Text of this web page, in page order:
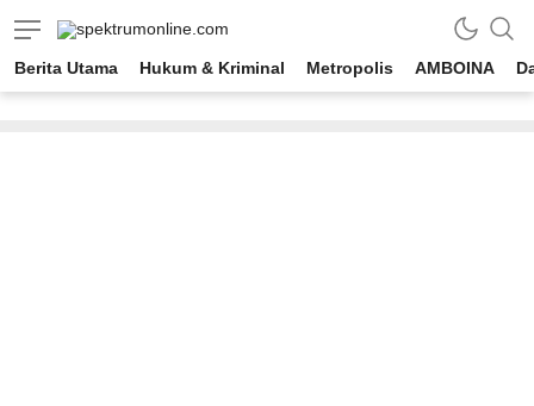
spektrumonline.com
Berita Utama Hukum & Kriminal Metropolis AMBOINA